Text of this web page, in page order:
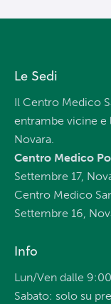
Le Sedi
Il Centro Medico
entrambe vicine
Novara.
Centro Medico
Settembre 17,
Centro Medico
Settembre 16,
Info
Lun/Ven dalle
Sabato: solo su